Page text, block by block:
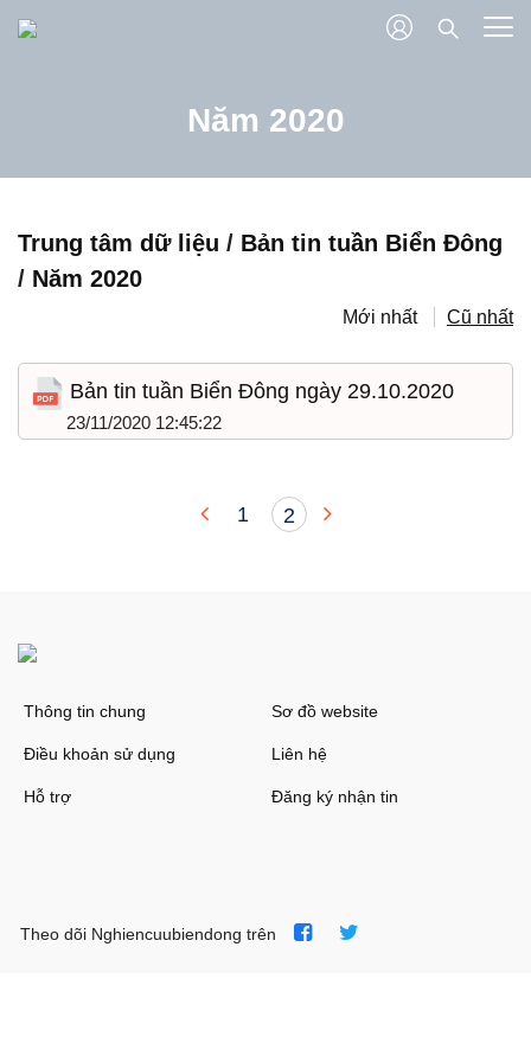
Năm 2020
Trung tâm dữ liệu / Bản tin tuần Biển Đông
/ Năm 2020
Mới nhất Cũ nhất
Bản tin tuần Biển Đông ngày 29.10.2020
23/11/2020 12:45:22
1 2
Thông tin chung Sơ đồ website
Điều khoản sử dụng Liên hệ
Hỗ trợ Đăng ký nhận tin
Theo dõi Nghiencuubiendong trên